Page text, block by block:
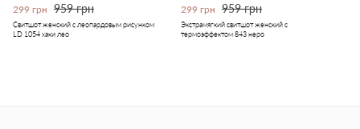
299 грн 959 грн
Свитшот женский c леопардовым рисунком
LD 1054 хаки лео
299 грн 959 грн
Экстрамягкий свитшот женский с
термоэффектом 843 неро